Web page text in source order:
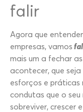
falir
Agora que
empresas, vamos
mais um a fechar
acontecer, que
esforços e práticas
condutas que o
sobreviver, crescer